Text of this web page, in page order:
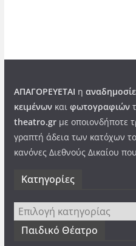
ΑΠΑΓΟΡΕΥΕΤΑΙ η
κειμένωνκαι φωτογραφιών
theatro.grμε οποιονδήποτε
γραπτή άδεια των κατόχων
κανόνες Διεθνούς Δικαίου
Kατηγορίες
Kατηγορίες
Παιδικό Θέατρο